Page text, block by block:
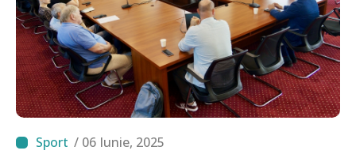
/ 06 Iunie, 2025